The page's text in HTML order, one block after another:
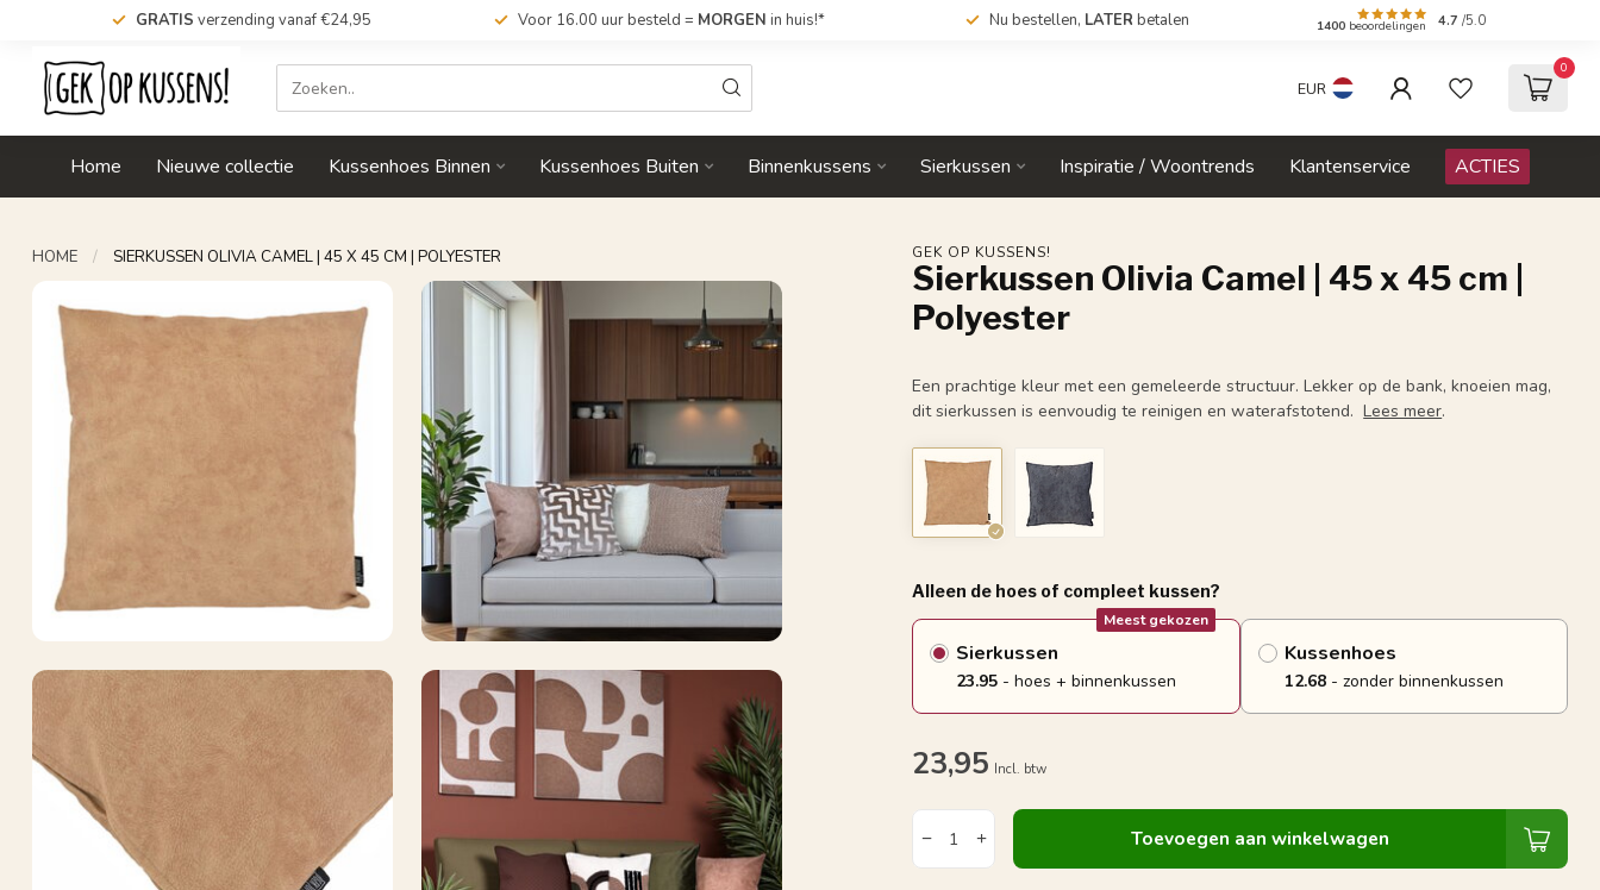
GRATIS verzending vanaf €24,95 Voor 16.00 uur besteld = MORGEN in huis!* Nu bestellen, LATER betalen 1400 beoordelingen 4.7 /5.0
EUR
0
Home Nieuwe collectie Kussenhoes Binnen Kussenhoes Buiten Binnenkussens Sierkussen Inspiratie / Woontrends Klantenservice ACTIES
HOME / SIERKUSSEN OLIVIA CAMEL | 45 X 45 CM | POLYESTER GEK OP KUSSENS!
Sierkussen Olivia Camel | 45 x 45 cm |
Polyester
Een prachtige kleur met een gemeleerde structuur. Lekker op de bank, knoeien mag,
dit sierkussen is eenvoudig te reinigen en waterafstotend.Lees meer.
Alleen de hoes of compleet kussen?
Sierkussen
Meest gekozen
23.95 - hoes + binnenkussen
Kussenhoes
12.68- zonder binnenkussen
23,95 Incl. btw
Toevoegen aan winkelwagen